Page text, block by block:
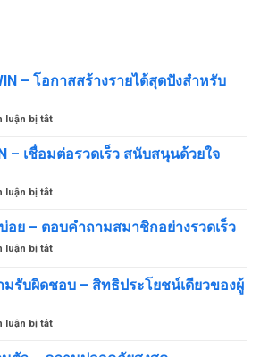
– โอกาสสร้างรายได้สุดปังสำหรับ
luận bị tắtở
78WIN
สร้าง
ได้
ปัง
สมาชิก
– เชื่อมต่อรวดเร็ว สนับสนุนด้วยใจ
luận bị tắtở
78WIN
เชื่อม
รวดเร็ว
ใจ
ย – ตอบคำถามสมาชิกอย่างรวดเร็ว
luận bị tắtở
พบ
–
คำถาม
รับผิดชอบ – สิทธิประโยชน์เดียวของผู้
luận bị tắtở
จำกัด